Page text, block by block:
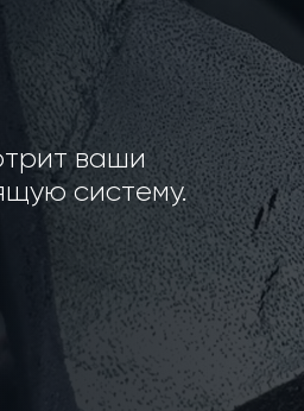
ваши
систему.